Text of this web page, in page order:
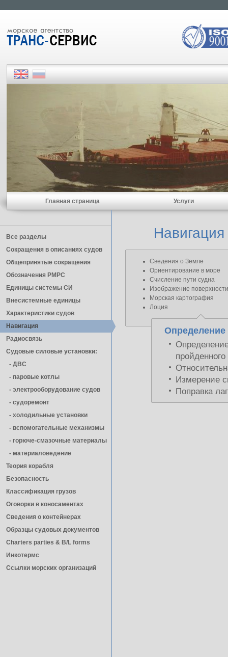
Главная страница Услуги
Все разделы
Сокращения в описаниях судов
Общепринятые сокращения
Обозначения РМРС
Единицы cистемы СИ
Внесистемные единицы
Характеристики судов
Навигация
Радиосвязь
Судовые силовые установки:
- ДВС
- паровые котлы
- электрооборудование судов
- cудоремонт
- холодильные установки
- вспомогательные механизмы
- горюче-смазочные материалы
- материаловедение
Теория корабля
Безопасность
Классификация грузов
Оговорки в коносаментах
Сведения о контейнерах
Образцы судовых документов
Charters parties & B/L forms
Инкотермс
Ссылки морских организаций
Навигация
Сведения о Земле
Ориентирование в море
Счисление пути судна
Изображение
Морская картография
Лоция
Определение
Измерение
Поправка